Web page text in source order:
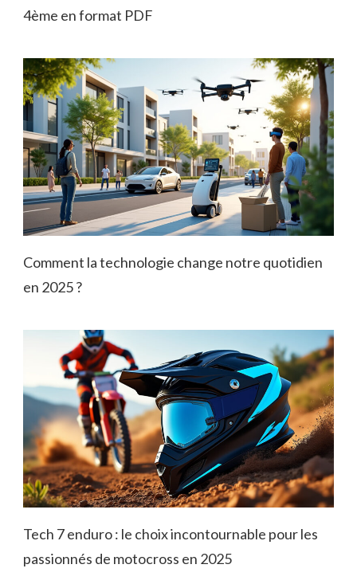
4ème en format PDF
Comment la technologie change notre quotidien
en 2025 ?
Tech 7 enduro : le choix incontournable pour les
passionnés de motocross en 2025